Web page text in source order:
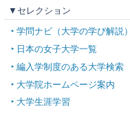
▼セレクション
学問ナビ（大学の学び解説）
日本の女子大学一覧
編入学制度のある大学検索
大学院ホームページ案内
大学生涯学習